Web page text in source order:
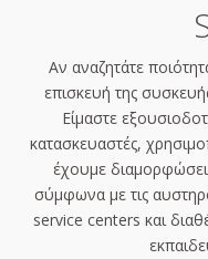
Αν αναζητάτε
επισκευή της
Είμαστε
κατασκευαστές,
έχουμε
σύμφωνα με τις
service centers και